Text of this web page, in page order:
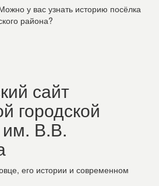
у вас узнать историю посёлка
района?
сайт
городской
им. В.В.
его истории и современном